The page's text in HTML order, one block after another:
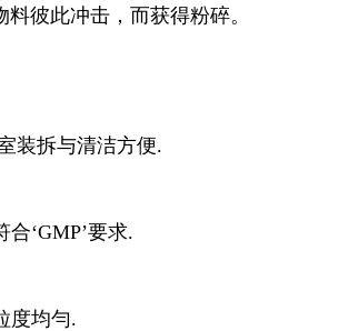
彼此冲击，而获得粉碎。
装拆与清洁方便.
‘GMP’要求.
度均勻.